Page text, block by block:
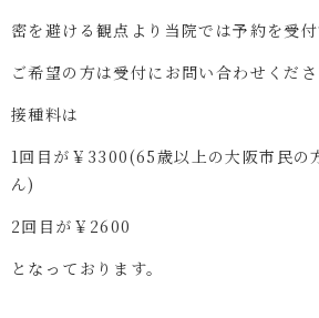
密を避ける観点より当院では予約を受付
ご希望の方は受付にお問い合わせくださ
接種料は
1回目が￥3300(65歳以上の大阪市民の
ん)
2回目が￥2600
となっております。